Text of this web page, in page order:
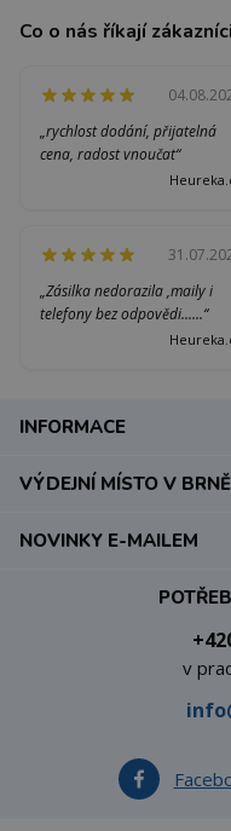
Co o nás říkají zákazníci
„rychlost dodání, přijatelná
cena, radost vnoučat“
„Zásilka nedorazila ,maily i
telefony bez odpovědi......“
INFORMACE
VÝDEJNÍ MÍSTO V BRNĚ
v
NOVINKY E-MAILEM